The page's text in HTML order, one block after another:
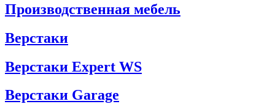
Производственная мебель
Верстаки
Верстаки Expert WS
Верстаки Garage